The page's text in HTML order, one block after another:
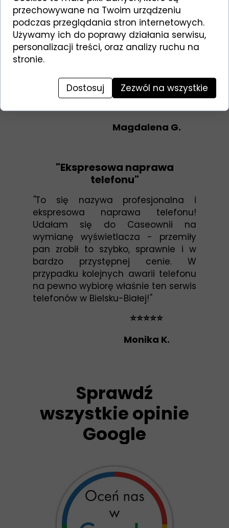
"Będziemy tam wracać"
"Byliśmy z synem naprawić telefon –
przemiła obsługa♥️, kontaktowi i
pomocni ludzie 💪🏼(pozdrawiamy
pana Roberta!). Będziemy tam
Magdalena G.
"Ekspresowa naprawa
telefonu"
"To się nazywa profesjonalna i
ekspresowa naprawa telefonu!
Udałam się do Caseownii na
wymianę wyświetlacza - przemiły
pan zrobił to szybko, sprawnie i w
bardzo przystępnej cenie. W
przypadku kolejnych awarii telefonu
na pewno wybiorę właśnie ten serwis
telefonów w Bielsku-Białej!"
⭐⭐⭐⭐⭐
Monika K.
Sprawdź
wszystkie opinie
Google
przechowywane na Twoim urządzeniu
podczas przeglądania stron internetowych.
Używamy ich do poprawy działania serwisu,
personalizacji treści, oraz analizy ruchu na
stronie.
Dostosuj Zezwól na wszystkie